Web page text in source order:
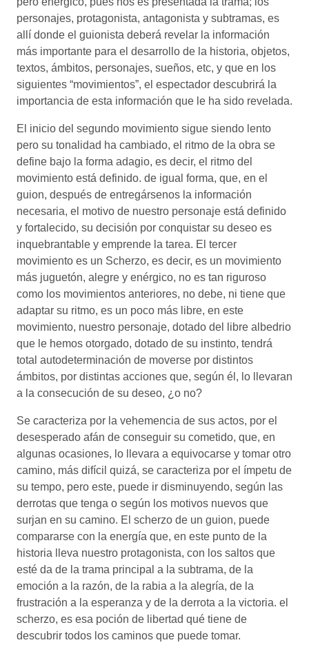
personajes, protagonista, antagonista y subtramas, es
allí donde el guionista deberá revelar la información
más importante para el desarrollo de la historia, objetos,
textos, ámbitos, personajes, sueños, etc, y que en los
siguientes “movimientos”, el espectador descubrirá la
importancia de esta información que le ha sido revelada.
El inicio del segundo movimiento sigue siendo lento
pero su tonalidad ha cambiado, el ritmo de la obra se
define bajo la forma adagio, es decir, el ritmo del
movimiento está definido. de igual forma, que, en el
guion, después de entregársenos la información
necesaria, el motivo de nuestro personaje está definido
y fortalecido, su decisión por conquistar su deseo es
inquebrantable y emprende la tarea. El tercer
movimiento es un Scherzo, es decir, es un movimiento
más juguetón, alegre y enérgico, no es tan riguroso
como los movimientos anteriores, no debe, ni tiene que
adaptar su ritmo, es un poco más libre, en este
movimiento, nuestro personaje, dotado del libre albedrio
que le hemos otorgado, dotado de su instinto, tendrá
total autodeterminación de moverse por distintos
ámbitos, por distintas acciones que, según él, lo llevaran
a la consecución de su deseo, ¿o no?
Se caracteriza por la vehemencia de sus actos, por el
desesperado afán de conseguir su cometido, que, en
algunas ocasiones, lo llevara a equivocarse y tomar otro
camino, más difícil quizá, se caracteriza por el ímpetu de
su tempo, pero este, puede ir disminuyendo, según las
derrotas que tenga o según los motivos nuevos que
surjan en su camino. El scherzo de un guion, puede
compararse con la energía que, en este punto de la
historia lleva nuestro protagonista, con los saltos que
esté da de la trama principal a la subtrama, de la
emoción a la razón, de la rabia a la alegría, de la
frustración a la esperanza y de la derrota a la victoria. el
scherzo, es esa poción de libertad qué tiene de
descubrir todos los caminos que puede tomar.